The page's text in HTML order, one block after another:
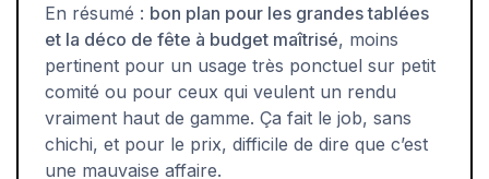
En résumé : bon plan pour les grandes tablées
et la déco de fête à budget maîtrisé, moins
pertinent pour un usage très ponctuel sur petit
comité ou pour ceux qui veulent un rendu
vraiment haut de gamme. Ça fait le job, sans
chichi, et pour le prix, difficile de dire que c’est
une mauvaise affaire.